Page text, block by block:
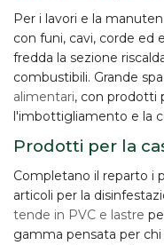
Per i lavori e la
con funi, cavi, corde ed
fredda la sezione
combustibili. Grande
alimentari, con prodotti
l'imbottigliamento e la
Prodotti per la
Completano il reparto i
articoli per la
tende in PVC e lastre
gamma pensata per